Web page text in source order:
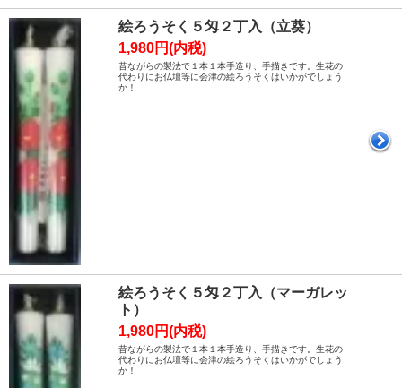
絵ろうそく５匁２丁入（立葵）
1,980円(内税)
昔ながらの製法で１本１本手造り、手描きです。生花の
代わりにお仏壇等に会津の絵ろうそくはいかがでしょう
か！
絵ろうそく５匁２丁入（マーガレッ
ト）
1,980円(内税)
昔ながらの製法で１本１本手造り、手描きです。生花の
代わりにお仏壇等に会津の絵ろうそくはいかがでしょう
か！